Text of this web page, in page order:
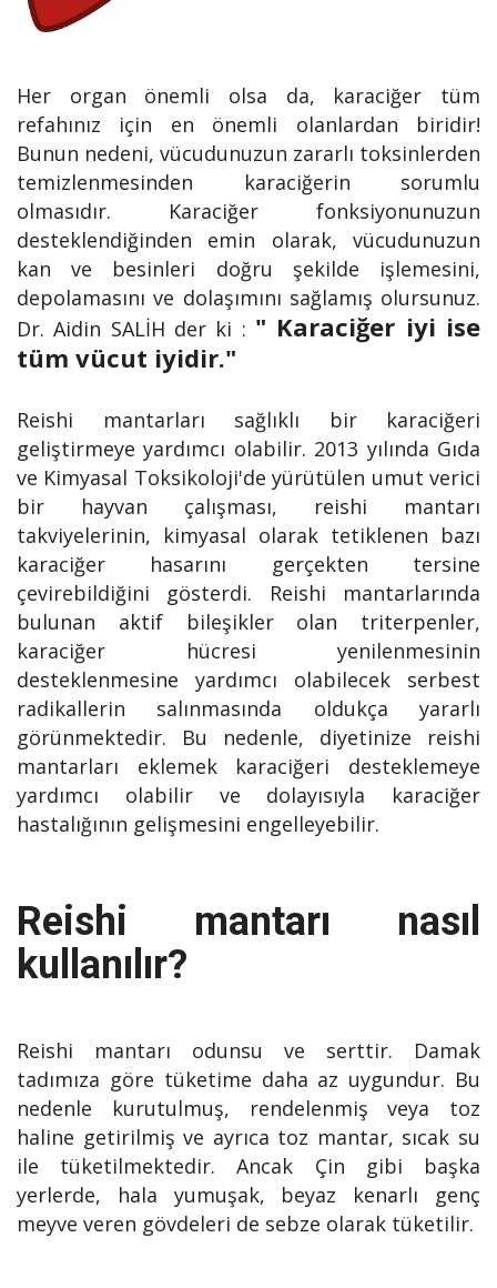
Her organ önemli olsa da, karaciğer tüm
refahınız için en önemli olanlardan biridir!
Bunun nedeni, vücudunuzun zararlı toksinlerden
temizlenmesinden karaciğerin sorumlu
olmasıdır. Karaciğer fonksiyonunuzun
desteklendiğinden emin olarak, vücudunuzun
kan ve besinleri doğru şekilde işlemesini,
depolamasını ve dolaşımını sağlamış olursunuz.
Dr. Aidin SALİH der ki : " Karaciğer iyi ise
tüm vücut iyidir."
Reishi mantarları sağlıklı bir karaciğeri
geliştirmeye yardımcı olabilir. 2013 yılında Gıda
ve Kimyasal Toksikoloji'de yürütülen umut verici
bir hayvan çalışması, reishi mantarı
takviyelerinin, kimyasal olarak tetiklenen bazı
karaciğer hasarını gerçekten tersine
çevirebildiğini gösterdi. Reishi mantarlarında
bulunan aktif bileşikler olan triterpenler,
karaciğer hücresi yenilenmesinin
desteklenmesine yardımcı olabilecek serbest
radikallerin salınmasında oldukça yararlı
görünmektedir. Bu nedenle, diyetinize reishi
mantarları eklemek karaciğeri desteklemeye
yardımcı olabilir ve dolayısıyla karaciğer
hastalığının gelişmesini engelleyebilir.
Reishi mantarı nasıl
kullanılır?
Reishi mantarı odunsu ve serttir. Damak
tadımıza göre tüketime daha az uygundur. Bu
nedenle kurutulmuş, rendelenmiş veya toz
haline getirilmiş ve ayrıca toz mantar, sıcak su
ile tüketilmektedir. Ancak Çin gibi başka
yerlerde, hala yumuşak, beyaz kenarlı genç
meyve veren gövdeleri de sebze olarak tüketilir.